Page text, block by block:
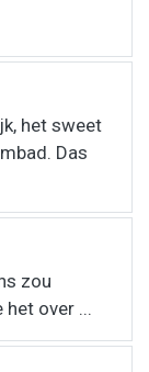
het sweet
Das
zou
het over ...